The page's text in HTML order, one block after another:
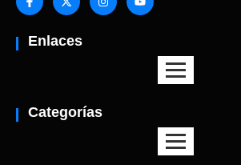
Enlaces
Categorías